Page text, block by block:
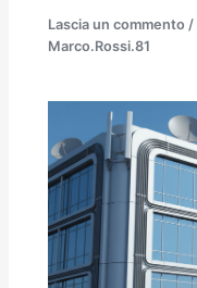
Lascia un commento /
Marco.Rossi.81